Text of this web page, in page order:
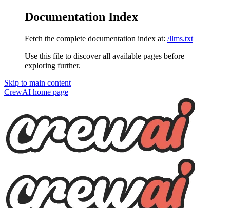
Documentation Index
Fetch the complete documentation index at: /llms.txt
Use this file to discover all available pages before
exploring further.
Skip to main content
CrewAI home page